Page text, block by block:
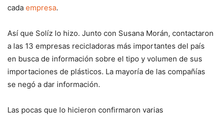
cada empresa.
Así que Solíz lo hizo. Junto con Susana Morán, contactaron
a las 13 empresas recicladoras más importantes del país
en busca de información sobre el tipo y volumen de sus
importaciones de plásticos. La mayoría de las compañías
se negó a dar información.
Las pocas que lo hicieron confirmaron varias